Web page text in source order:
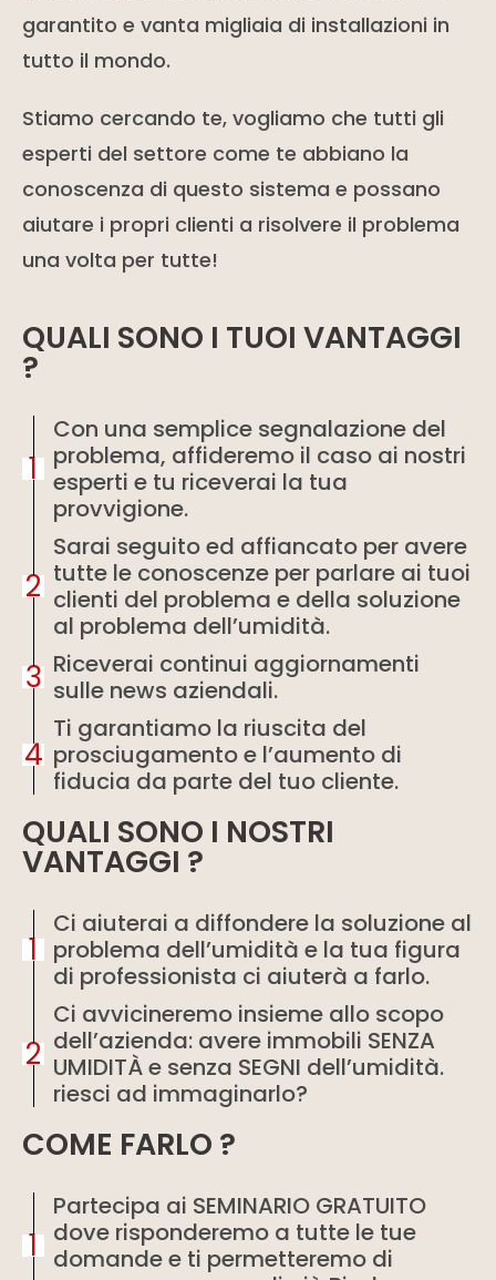
garantito e vanta migliaia di installazioni in
tutto il mondo.
Stiamo cercando te, vogliamo che tutti gli
esperti del settore come te abbiano la
conoscenza di questo sistema e possano
aiutare i propri clienti a risolvere il problema
una volta per tutte!
QUALI SONO I TUOI VANTAGGI
?
1
Con una semplice segnalazione del
problema, affideremo il caso ai nostri
esperti e tu riceverai la tua
provvigione.
2
Sarai seguito ed affiancato per avere
tutte le conoscenze per parlare ai tuoi
clienti del problema e della soluzione
al problema dell’umidità.
3 Riceverai continui aggiornamenti
sulle news aziendali.
4
Ti garantiamo la riuscita del
prosciugamento e l’aumento di
fiducia da parte del tuo cliente.
QUALI SONO I NOSTRI
VANTAGGI ?
1
Ci aiuterai a diffondere la soluzione al
problema dell’umidità e la tua figura
di professionista ci aiuterà a farlo.
2
Ci avvicineremo insieme allo scopo
dell’azienda: avere immobili SENZA
UMIDITÀ e senza SEGNI dell’umidità.
riesci ad immaginarlo?
COME FARLO ?
1
Partecipa ai SEMINARIO GRATUITO
dove risponderemo a tutte le tue
domande e ti permetteremo di